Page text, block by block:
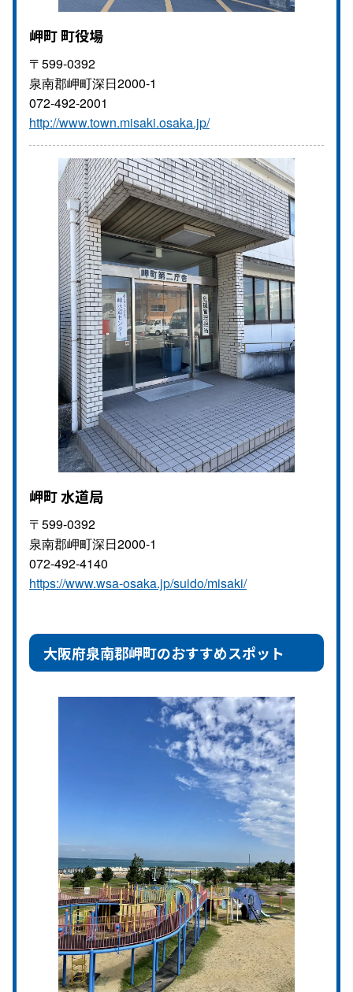
岬町 町役場
〒599-0392
泉南郡岬町深日2000-1
072-492-2001
http://www.town.misaki.osaka.jp/
岬町 水道局
〒599-0392
泉南郡岬町深日2000-1
072-492-4140
https://www.wsa-osaka.jp/suido/misaki/
大阪府泉南郡岬町のおすすめスポット